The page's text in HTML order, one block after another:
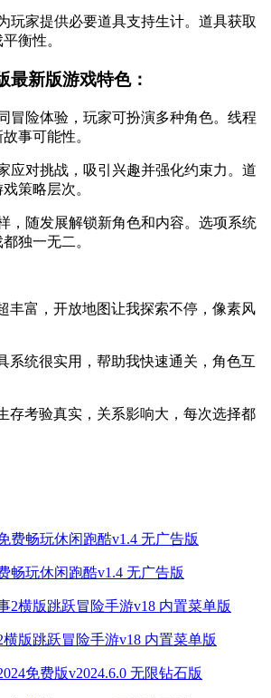
玩家提供必要道具支持生计。道具获取
衡性。
最新版游戏特色：
冒险体验，玩家可扮演多种角色。线程
事可能性。
应对挑战，吸引兴趣并强化约束力。道
策略层次。
，随发展解锁新角色和内容。选项系统
独一无二。
丰富，开放地图让我探索不停，像素风
系统很实用，帮助我快速通关，角色互
存考验真实，关系影响大，每次选择都
畅玩休闲跑酷v1.4 无广告版
版跳跃冒险手游v18 内置菜单版